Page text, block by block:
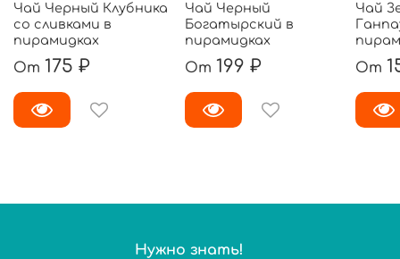
Чай Черный Клубника
со сливками в
пирамидках
От 175 ₽
Чай Черный
Богатырский в
пирамидках
От 199 ₽
Чай
От
Нужно знать!